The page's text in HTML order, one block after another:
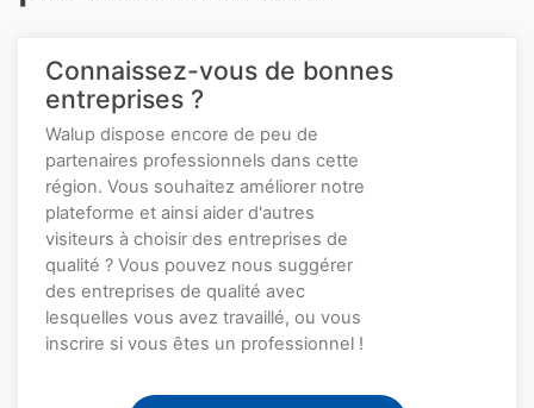
Connaissez-vous de bonnes
entreprises ?
Walup dispose encore de peu de
partenaires professionnels dans cette
région. Vous souhaitez améliorer notre
plateforme et ainsi aider d'autres
visiteurs à choisir des entreprises de
qualité ? Vous pouvez nous suggérer
des entreprises de qualité avec
lesquelles vous avez travaillé, ou vous
inscrire si vous êtes un professionnel !